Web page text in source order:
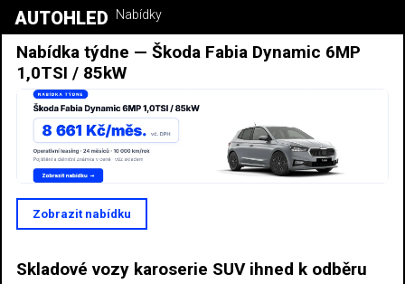
AUTOHLED Nabídky
Nabídka týdne — Škoda Fabia Dynamic 6MP
1,0TSI / 85kW
Zobrazit nabídku
Skladové vozy karoserie SUV ihned k odběru